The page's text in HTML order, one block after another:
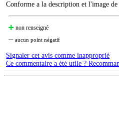
Conforme a la description et l'image
non renseigné
aucun point négatif
Signaler cet avis comme inapproprié
Ce commentaire a été utile ?